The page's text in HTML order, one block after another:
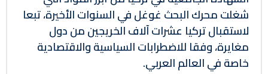
شغلت محرك البحث غوغل في السنوات الأخيرة، تبعا
لاستقبال تركيا عشرات آلاف الخريجين من دول
مغايرة، وفقا للاضطرابات السياسية والاقتصادية
خاصة في العالم العربي.